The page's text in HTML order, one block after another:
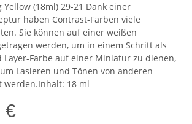
Yellow (18ml) 29-21 Dank einer
haben Contrast-Farben viele
Sie können auf einer weißen
werden, um in einem Schritt als
Layer-Farbe auf einer Miniatur zu dienen,
Lasieren und Tönen von anderen
werden.Inhalt: 18 ml
€